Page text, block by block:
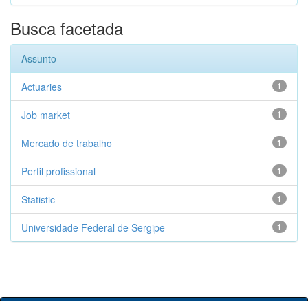
Busca facetada
Assunto
1
Actuaries
1
Job market
1
Mercado de trabalho
1
Perfil profissional
1
Statistic
1
Universidade Federal de Sergipe